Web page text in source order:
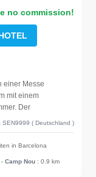
no commission!
einer Messe
mit einem
Der
SEN9999 ( Deutschland )
in Barcelona
- Camp Nou : 0.9 km